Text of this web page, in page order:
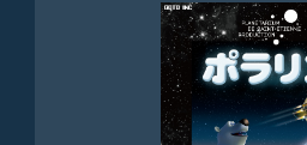
います。そこはまさに、カヌ
の最中でした。勇敢な青年カ
の航海に出発するソラ。そこ
のでしょうか？ソラは現代に
時の星を活用した航海術とと